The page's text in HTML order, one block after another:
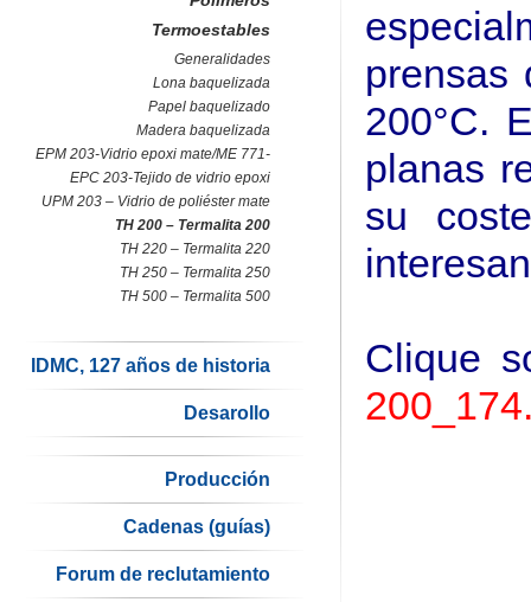
Termoestables
Generalidades
Lona baquelizada
Papel baquelizado
Madera baquelizada
EPM 203-Vidrio epoxi mate/ME 771-
EPC 203-Tejido de vidrio epoxi
UPM 203 – Vidrio de poliéster mate
TH 200 – Termalita 200
TH 220 – Termalita 220
TH 250 – Termalita 250
TH 500 – Termalita 500
IDMC, 127 años de historia
Desarollo
Producción
Cadenas (guías)
Forum de reclutamiento
prensas
200°C.
planas
su
Clique